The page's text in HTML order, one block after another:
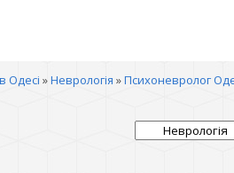
Одесі »Неврологія »Психоневролог